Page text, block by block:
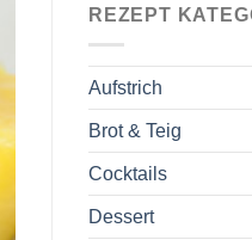
REZEPT
Aufstrich
Brot & Teig
Cocktails
Dessert